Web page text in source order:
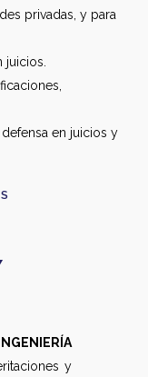
privadas, y para
juicios.
en juicios y
y